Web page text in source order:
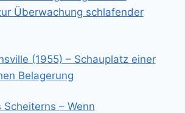
Überwachung schlafender
(1955) – Schauplatz einer
Belagerung
Scheiterns – Wenn